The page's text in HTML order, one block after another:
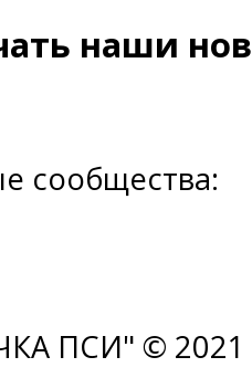
наши
сообщества:
ПСИ" © 2021